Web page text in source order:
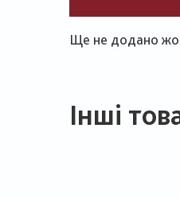
Ще не додано
Інші